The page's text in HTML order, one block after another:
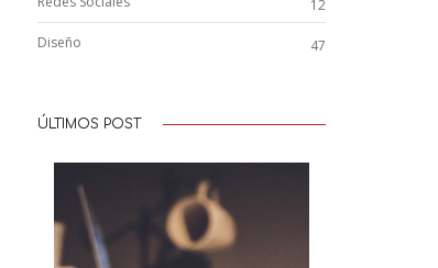
12
Diseño
47
ÚLTIMOS POST